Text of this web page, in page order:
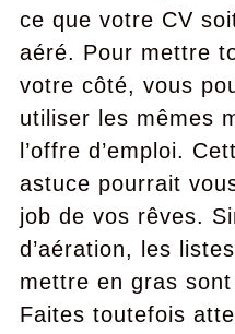
ce que votre CV
aéré. Pour mettre
votre côté, vous
utiliser les mêmes
l’offre d’emploi.
astuce pourrait
job de vos rêves.
d’aération, les
mettre en gras
Faites toutefois